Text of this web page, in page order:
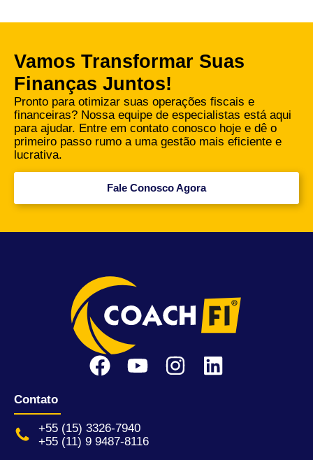
Vamos Transformar Suas
Finanças Juntos!
Pronto para otimizar suas operações fiscais e
financeiras? Nossa equipe de especialistas está aqui
para ajudar. Entre em contato conosco hoje e dê o
primeiro passo rumo a uma gestão mais eficiente e
lucrativa.
Fale Conosco Agora
Contato
+55 (15) 3326-7940
+55 (11) 9 9487-8116